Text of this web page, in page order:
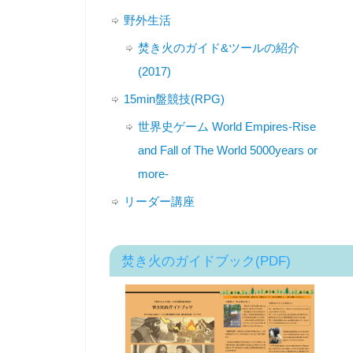
野外生活
焚き火のガイド&ツールの紹介
(2017)
15min盤競技(RPG)
世界史ゲーム World Empires-Rise
and Fall of The World 5000years or
more-
リーダー講座
焚き火のガイドブック(PDF)